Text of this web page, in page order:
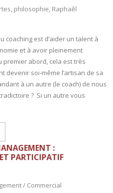
, philosophie, Raphaêl
coaching est d’aider un talent à
et à avoir pleinement
premier abord, cela est très
devenir soi-même l’artisan de sa
à un autre (le coach) de nous
? Si un autre vous
:
PARTICIPATIF
/ Commercial